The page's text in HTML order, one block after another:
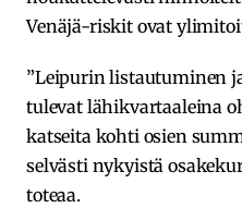
Venäjä-riskit ovat
”Leipurin listautuminen
tulevat lähikvartaaleina
katseita kohti osien
selvästi nykyistä
toteaa.